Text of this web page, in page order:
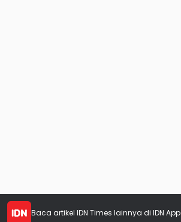
Baca artikel IDN Times lainnya di IDN App